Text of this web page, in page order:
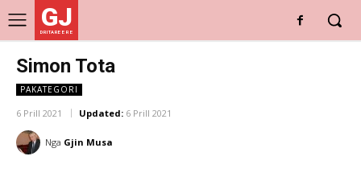
GJ
DRITARE E RE
Simon Tota
PAKATEGORI
6 Prill 2021 Updated: 6 Prill 2021
Nga Gjin Musa